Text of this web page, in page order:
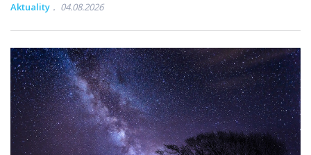
Aktuality 04.08.2026